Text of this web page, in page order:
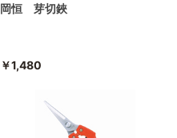
岡恒 芽切鋏
￥1,480